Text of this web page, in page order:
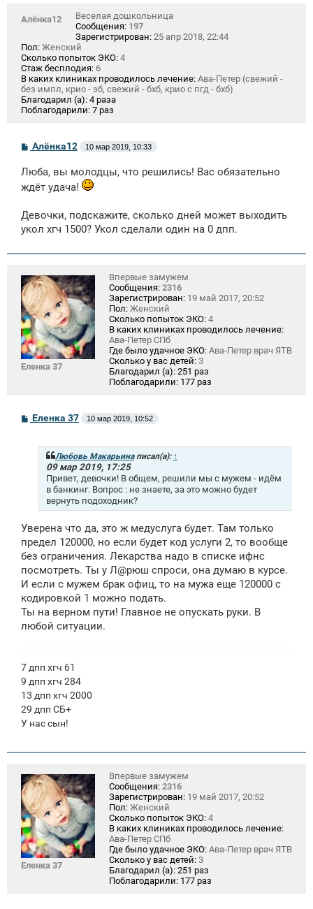
Алёнка12
Веселая дошкольница
Сообщения: 197
Зарегистрирован: 25 апр 2018, 22:44
Пол: Женский
Сколько попыток ЭКО: 4
Стаж бесплодия: 6
В каких клиниках проводилось лечение: Ава-Петер (свежий -
без импл, крио - зб, свежий - бхб, крио с пгд - бхб)
Благодарил (а): 4 раза
Поблагодарили: 7 раз
С
о
б
щ
е
и
Алёнка12 10 мар 2019, 10:33
Люба, вы молодцы, что решились! Вас обязательно
ждёт удача!
Девочки, подскажите, сколько дней может выходить
укол хгч 1500? Укол сделали один на 0 дпп.
Еленка 37
Впервые замужем
Сообщения: 2316
Зарегистрирован: 19 май 2017, 20:52
Пол: Женский
Сколько попыток ЭКО: 4
В каких клиниках проводилось лечение:
Ава-Петер СПб
Где было удачное ЭКО: Ава-Петер врач ЯТВ
Сколько у вас детей: 3
Благодарил (а): 251 раз
Поблагодарили: 177 раз
С
о
Еленка 37 10 мар 2019, 10:52
Любовь Макарьинаписал(а): ↑
09 мар 2019, 17:25
Привет, девочки! В общем, решили мы с мужем - идём
в банкинг. Вопрос : не знаете, за это можно будет
вернуть подоходник?
Уверена что да, это ж медуслуга будет. Там только
предел 120000, но если будет код услуги 2, то вообще
без ограничения. Лекарства надо в списке ифнс
посмотреть. Ты у Л@рюш спроси, она думаю в курсе.
И если с мужем брак офиц, то на мужа еще 120000 с
кодировкой 1 можно подать.
Ты на верном пути! Главное не опускать руки. В
любой ситуации.
7 дпп хгч 61
9 дпп хгч 284
13 дпп хгч 2000
29 дпп СБ+
У нас сын!
Еленка 37
Впервые замужем
Сообщения: 2316
Зарегистрирован: 19 май 2017, 20:52
Пол: Женский
Сколько попыток ЭКО: 4
В каких клиниках проводилось лечение:
Ава-Петер СПб
Где было удачное ЭКО: Ава-Петер врач ЯТВ
Сколько у вас детей: 3
Благодарил (а): 251 раз
Поблагодарили: 177 раз